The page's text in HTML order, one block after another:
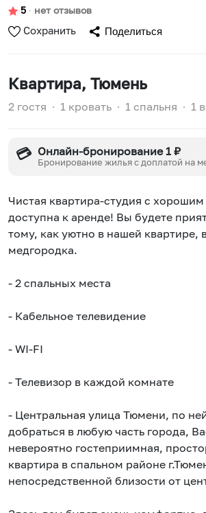
5 ∙ нет отзывов
Сохранить Поделиться
Квартира, Тюмень
2 гостя ∙ 1 кровать ∙ 1 спальня ∙ 1
💳 Онлайн-бронирование 1 ₽
Бронирование жилья с доплатой на
Чистая квартира-студия с
доступна к аренде! Вы будете
тому, как уютно в нашей квартире,
медгородка.
- 2 спальных места
- Кабельное телевидение
- WI-FI
- Телевизор в каждой комнате
- Центральная улица Тюмени, по
добраться в любую часть города,
невероятно гостеприимная,
квартира в спальном районе
непосредственной близости от